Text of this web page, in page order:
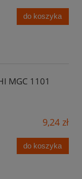
do koszyka
MGC 1101
9,24 zł
do koszyka